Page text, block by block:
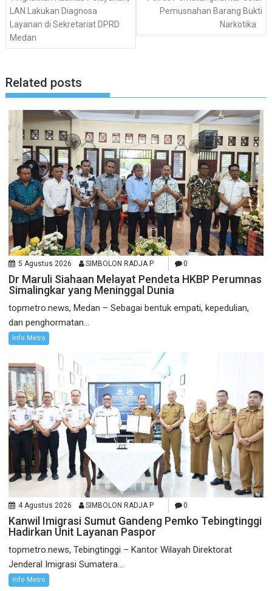
LAN Lakukan Diagnosa
Layanan di Sekretariat DPRD
Medan
Pemusnahan Barang Bukti
Narkotika
Related posts
5 Agustus 2026 SIMBOLON RADJA P 0
Dr Maruli Siahaan Melayat Pendeta HKBP Perumnas
Simalingkar yang Meninggal Dunia
topmetro.news, Medan – Sebagai bentuk empati, kepedulian,
dan penghormatan...
Info Metro
4 Agustus 2026 SIMBOLON RADJA P 0
Kanwil Imigrasi Sumut Gandeng Pemko Tebingtinggi
Hadirkan Unit Layanan Paspor
topmetro.news, Tebingtinggi – Kantor Wilayah Direktorat
Jenderal Imigrasi Sumatera...
Info Metro